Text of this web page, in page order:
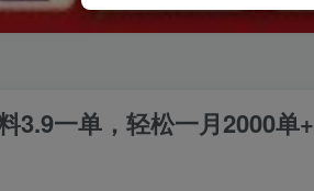
3.9一单，轻松一月2000单+